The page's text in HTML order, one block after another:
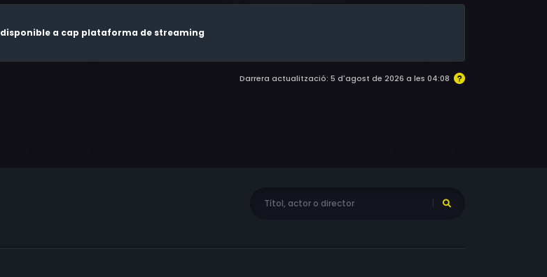
disponible a cap plataforma de streaming
Darrera actualització: 5 d'agost de 2026 a les 04:08